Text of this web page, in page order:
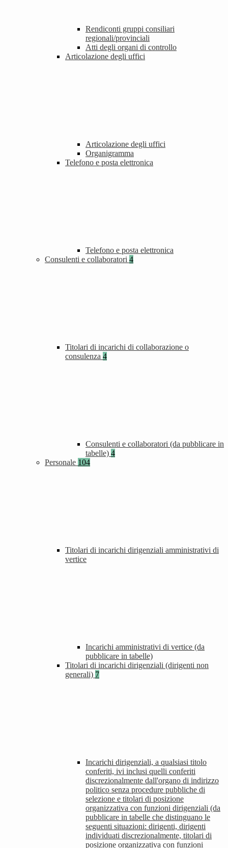
Rendiconti gruppi consiliari
regionali/provinciali
Atti degli organi di controllo
Articolazione degli uffici
Articolazione degli uffici
Organigramma
Telefono e posta elettronica
Telefono e posta elettronica
Consulenti e collaboratori 4
Titolari di incarichi di collaborazione o
consulenza 4
Consulenti e collaboratori (da pubblicare in
tabelle) 4
Personale 104
Titolari di incarichi dirigenziali amministrativi di
vertice
Incarichi amministrativi di vertice (da
pubblicare in tabelle)
Titolari di incarichi dirigenziali (dirigenti non
generali) 7
Incarichi dirigenziali, a qualsiasi titolo
conferiti, ivi inclusi quelli conferiti
discrezionalmente dall'organo di indirizzo
politico senza procedure pubbliche di
selezione e titolari di posizione
organizzativa con funzioni dirigenziali (da
pubblicare in tabelle che distinguano le
seguenti situazioni: dirigenti, dirigenti
individuati discrezionalmente, titolari di
posizione organizzativa con funzioni